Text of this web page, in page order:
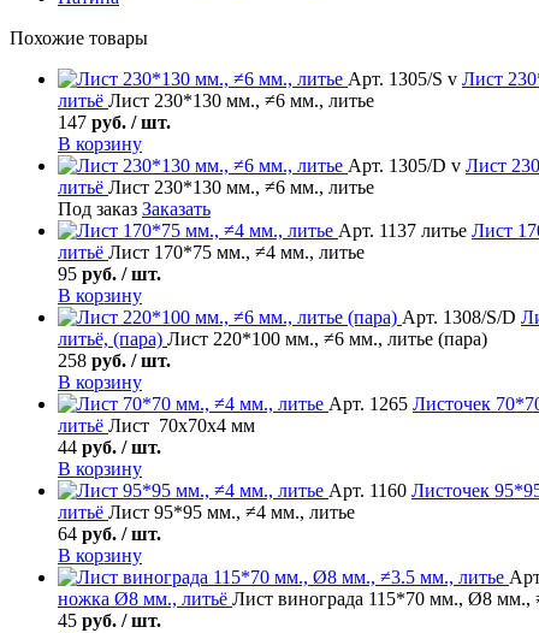
Похожие товары
Арт. 1305/S v Лист
литьё Лист 230*130 мм., ≠6 мм., литье
147 руб. / шт.
В корзину
Арт. 1305/D v Лист
литьё Лист 230*130 мм., ≠6 мм., литье
Под заказ Заказать
Арт. 1137 литье Лист
литьё Лист 170*75 мм., ≠4 мм., литье
95 руб. / шт.
В корзину
Арт. 1308/S/D
литьё, (пара) Лист 220*100 мм., ≠6 мм., литье (пара)
258 руб. / шт.
В корзину
Арт. 1265 Листочек
литьё Лист 70х70х4 мм
44 руб. / шт.
В корзину
Арт. 1160 Листочек
литьё Лист 95*95 мм., ≠4 мм., литье
64 руб. / шт.
В корзину
ножка Ø8 мм., литьё Лист винограда 115*70 мм., Ø8 мм.,
45 руб. / шт.